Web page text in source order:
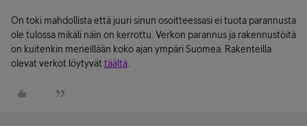
On toki mahdollista että juuri sinun osoitteessasi ei tuota parannusta
ole tulossa mikäli näin on kerrottu. Verkon parannus ja rakennustöitä
on kuitenkin meneillään koko ajan ympäri Suomea. Rakenteilla
olevat verkot löytyvät täältä